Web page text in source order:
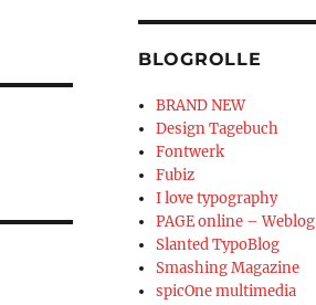
BLOGROLLE
BRAND NEW
Design Tagebuch
Fontwerk
Fubiz
I love typography
PAGE online – Weblog
Slanted TypoBlog
Smashing Magazine
spicOne multimedia